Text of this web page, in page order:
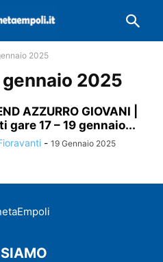
2025
gennaio 2025
AZZURRO GIOVANI |
gare 17 – 19 gennaio...
- 19 Gennaio 2025